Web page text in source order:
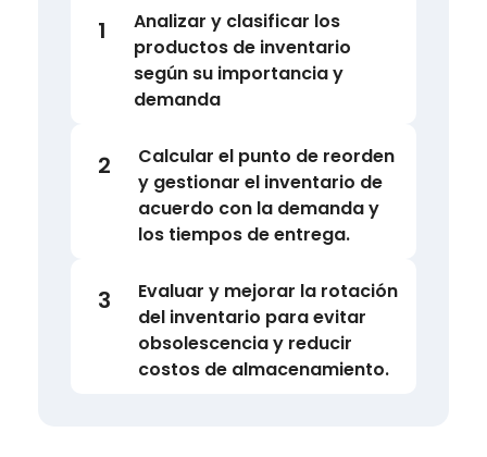
1
Analizar y clasificar los
productos de inventario
según su importancia y
demanda
2
Calcular el punto de reorden
y gestionar el inventario de
acuerdo con la demanda y
los tiempos de entrega.
3
Evaluar y mejorar la rotación
del inventario para evitar
obsolescencia y reducir
costos de almacenamiento.